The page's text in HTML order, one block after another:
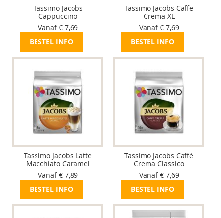
Tassimo Jacobs
Cappuccino
Vanaf € 7,69
BESTEL INFO
Tassimo Jacobs Caffe
Crema XL
Vanaf € 7,69
BESTEL INFO
Tassimo Jacobs Latte
Macchiato Caramel
Vanaf € 7,89
BESTEL INFO
Tassimo Jacobs Caffè
Crema Classico
Vanaf € 7,69
BESTEL INFO